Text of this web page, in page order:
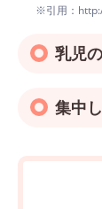
※引用：
乳児
集中